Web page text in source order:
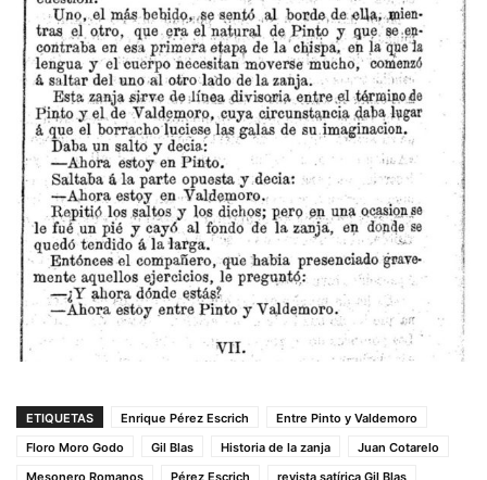
ETIQUETAS Enrique Pérez Escrich
Entre Pinto y Valdemoro
Floro Moro Godo
Gil Blas Historia de la zanja
Juan Cotarelo
Mesonero Romanos
Pérez Escrich
revista satírica Gil Blas